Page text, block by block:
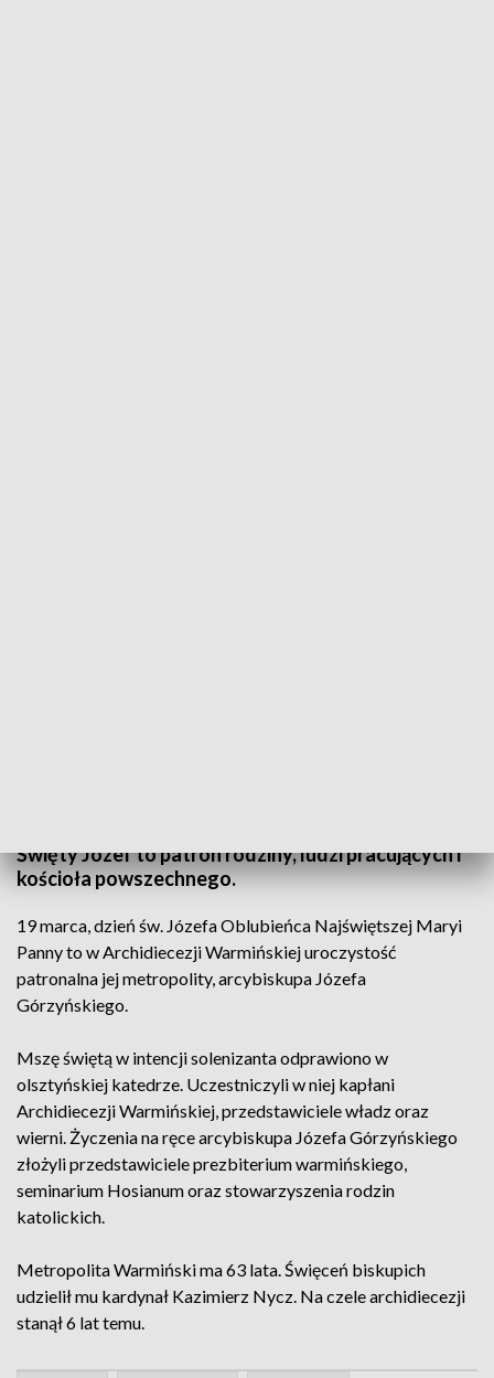
Święty Józef to patron rodziny, ludzi pracujących i
kościoła powszechnego.
19 marca, dzień św. Józefa Oblubieńca Najświętszej Maryi
Panny to w Archidiecezji Warmińskiej uroczystość
patronalna jej metropolity, arcybiskupa Józefa
Górzyńskiego.
Mszę świętą w intencji solenizanta odprawiono w
olsztyńskiej katedrze. Uczestniczyli w niej kapłani
Archidiecezji Warmińskiej, przedstawiciele władz oraz
wierni. Życzenia na ręce arcybiskupa Józefa Górzyńskiego
złożyli przedstawiciele prezbiterium warmińskiego,
seminarium Hosianum oraz stowarzyszenia rodzin
katolickich.
Metropolita Warmiński ma 63 lata. Święceń biskupich
udzielił mu kardynał Kazimierz Nycz. Na czele archidiecezji
stanął 6 lat temu.